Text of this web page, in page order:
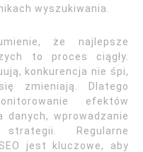
wyszukiwania.
że najlepsze
to proces ciągły.
konkurencja nie śpi,
zmieniają. Dlatego
efektów
danych, wprowadzanie
Regularne
jest kluczowe, aby